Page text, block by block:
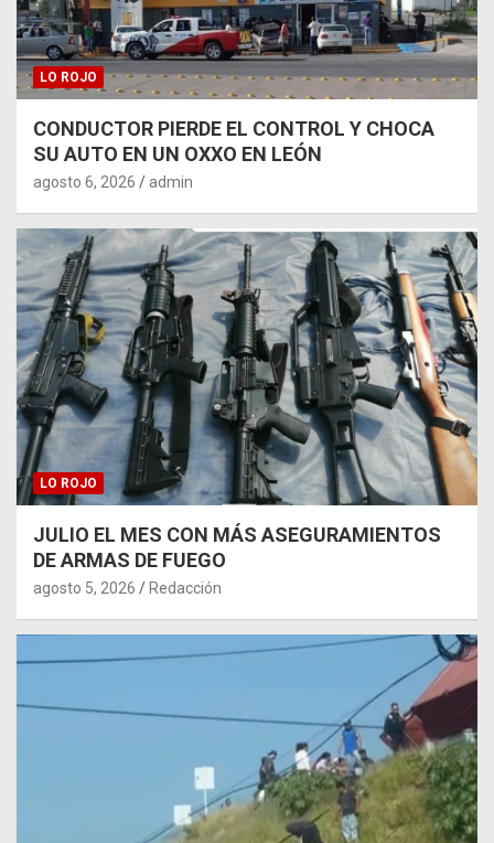
LO ROJO
CONDUCTOR PIERDE EL CONTROL Y CHOCA
SU AUTO EN UN OXXO EN LEÓN
agosto 6, 2026 admin
LO ROJO
JULIO EL MES CON MÁS ASEGURAMIENTOS
DE ARMAS DE FUEGO
agosto 5, 2026 Redacción